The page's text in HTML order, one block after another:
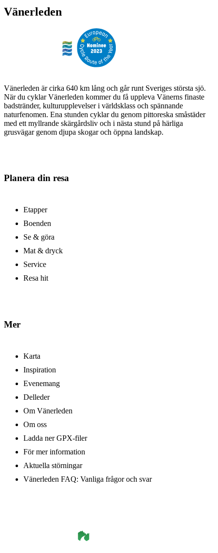
Vänerleden
Vänerleden är cirka 640 km lång och går runt Sveriges största sjö.
När du cyklar Vänerleden kommer du få uppleva Vänerns finaste
badstränder, kulturupplevelser i världsklass och spännande
naturfenomen. Ena stunden cyklar du genom pittoreska småstäder
med ett myllrande skärgårdsliv och i nästa stund på härliga
grusvägar genom djupa skogar och öppna landskap.
Planera din resa
Etapper
Boenden
Se & göra
Mat & dryck
Service
Resa hit
Mer
Karta
Inspiration
Evenemang
Delleder
Om Vänerleden
Om oss
Ladda ner GPX-filer
För mer information
Aktuella störningar
Vänerleden FAQ: Vanliga frågor och svar